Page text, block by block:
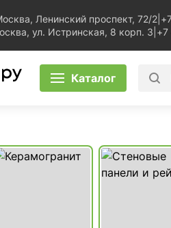
Ленинский проспект, 72/2
ул. Истринская, 8 корп. 3 +7
Каталог